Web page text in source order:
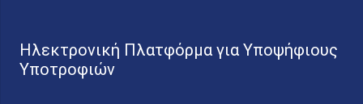
Ηλεκτρονική Πλατφόρμα για Υποψήφιους
Υποτροφιών